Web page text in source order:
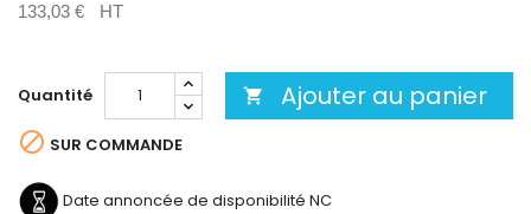
133,03 € HT
Quantité  Ajouter au panier
 SUR COMMANDE
Date annoncée de disponibilité NC